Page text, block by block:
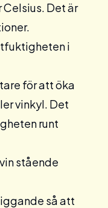
Det är
i
för att öka
vinkyl. Det
runt
stående
så att